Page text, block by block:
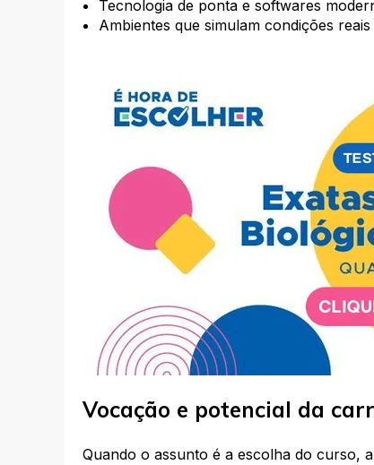
Tecnologia de ponta e softwares
Ambientes que simulam condições
Vocação e potencial da
Quando o assunto é a escolha do curso,